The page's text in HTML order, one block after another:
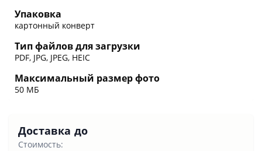
Упаковка
картонный конверт
Тип файлов для загрузки
PDF, JPG, JPEG, HEIC
Максимальный размер фото
50 МБ
Доставка до
Стоимость: